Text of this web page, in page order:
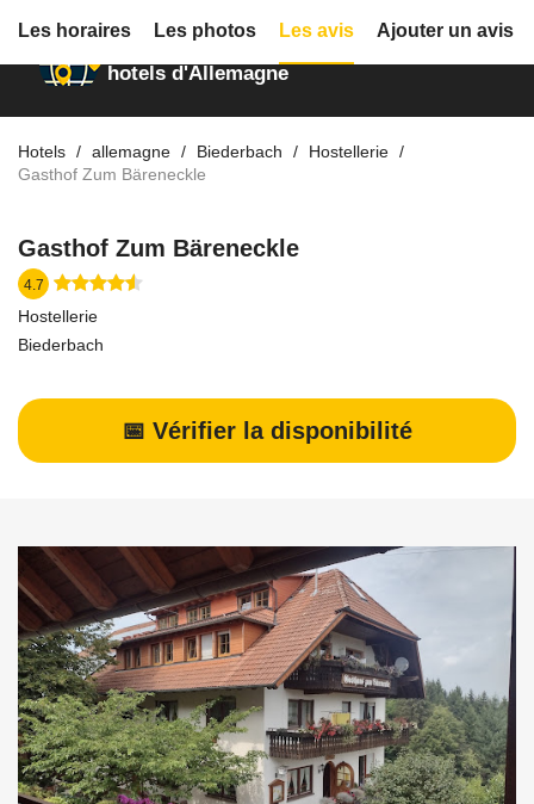
Annuaire des
hotels d'Allemagne
Hotels allemagne Biederbach
Hostellerie
Gasthof Zum Bäreneckle
Gasthof Zum Bäreneckle
4.7
Hostellerie
Biederbach
📅 Vérifier la disponibilité
Les horaires Les photos Les avis Ajouter un avis